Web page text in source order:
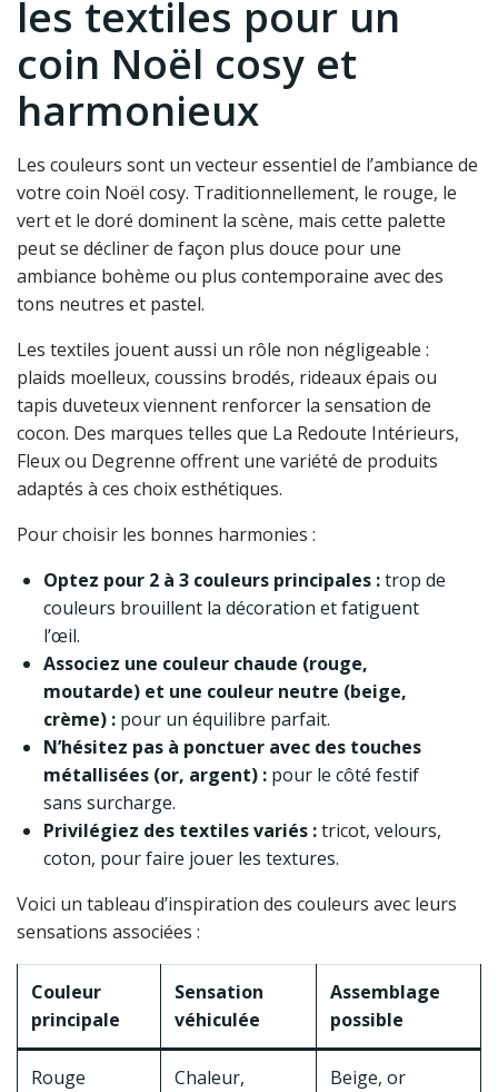
les textiles pour un
coin Noël cosy et
harmonieux
Les couleurs sont un vecteur essentiel de l’ambiance de
votre coin Noël cosy. Traditionnellement, le rouge, le
vert et le doré dominent la scène, mais cette palette
peut se décliner de façon plus douce pour une
ambiance bohème ou plus contemporaine avec des
tons neutres et pastel.
Les textiles jouent aussi un rôle non négligeable :
plaids moelleux, coussins brodés, rideaux épais ou
tapis duveteux viennent renforcer la sensation de
cocon. Des marques telles que La Redoute Intérieurs,
Fleux ou Degrenne offrent une variété de produits
adaptés à ces choix esthétiques.
Pour choisir les bonnes harmonies :
Optez pour 2 à 3 couleurs principales :trop de
couleurs brouillent la décoration et fatiguent
l’œil.
Associez une couleur chaude (rouge,
moutarde) et une couleur neutre (beige,
crème) : pour un équilibre parfait.
N’hésitez pas à ponctuer avec des touches
métallisées (or, argent) : pour le côté festif
sans surcharge.
Privilégiez des textiles variés :tricot, velours,
coton, pour faire jouer les textures.
Voici un tableau d’inspiration des couleurs avec leurs
sensations associées :
Couleur
principale
Sensation
véhiculée
Assemblage
possible
Rouge
Chaleur,
Beige, or